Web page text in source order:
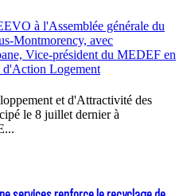
et d'Attractivité des
le 8 juillet dernier à